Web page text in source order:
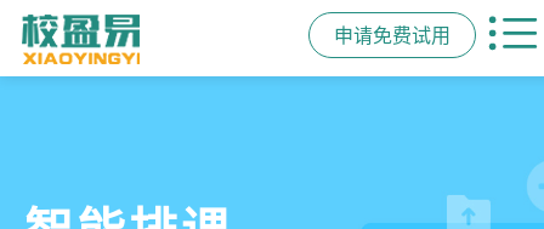
申请免费试用
管学校，用校盈易